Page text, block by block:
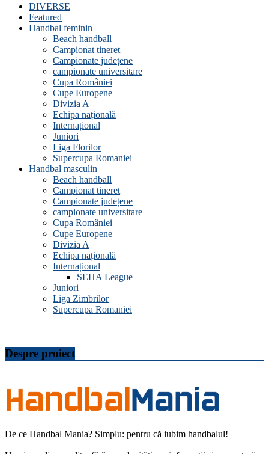
DIVERSE
Featured
Handbal feminin
Beach handball
Campionat tineret
Campionate județene
campionate universitare
Cupa României
Cupe Europene
Divizia A
Echipa națională
Internațional
Juniori
Liga Florilor
Supercupa Romaniei
Handbal masculin
Beach handball
Campionat tineret
Campionate județene
campionate universitare
Cupa României
Cupe Europene
Divizia A
Echipa națională
Internațional
SEHA League
Juniori
Liga Zimbrilor
Supercupa Romaniei
Despre proiect
De ce Handbal Mania? Simplu: pentru că iubim handbalul!